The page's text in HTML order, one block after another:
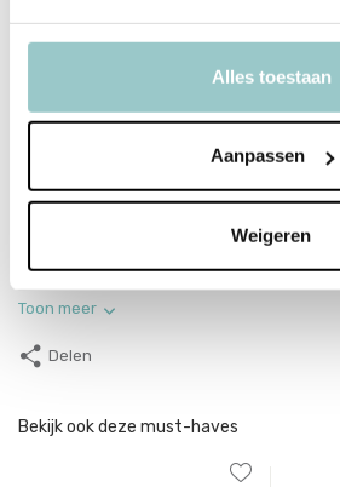
Alles toestaan
Aanpassen
Weigeren
SKU A4CFN
670983164527
Merk Jellycat
Toon meer
Delen
Bekijk ook deze must-haves